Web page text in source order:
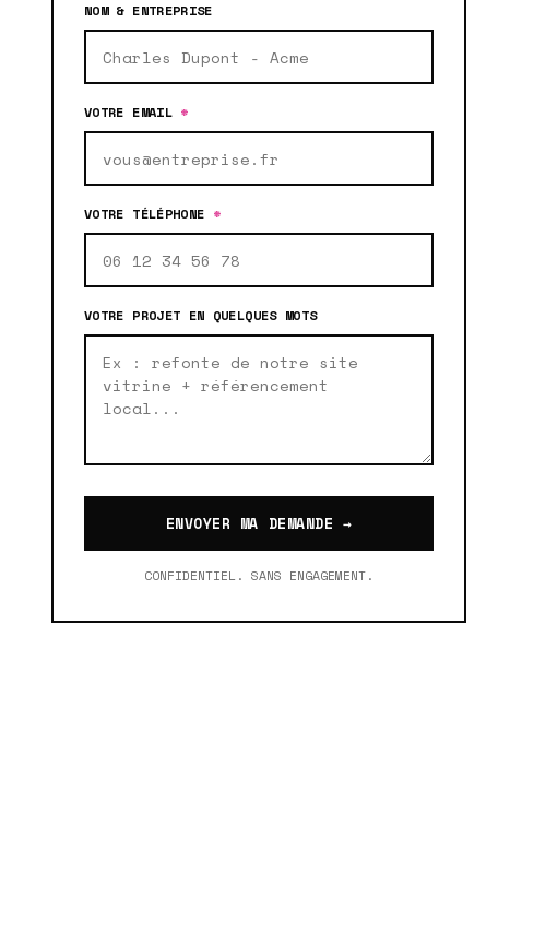
NOM & ENTREPRISE
VOTRE EMAIL *
VOTRE TÉLÉPHONE *
VOTRE PROJET EN QUELQUES MOTS
ENVOYER MA DEMANDE →
CONFIDENTIEL. SANS ENGAGEMENT.